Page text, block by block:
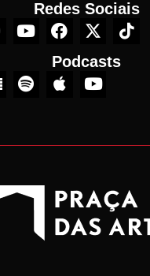
Redes Sociais
Podcasts